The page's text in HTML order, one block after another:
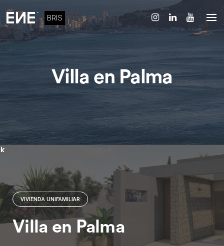
content
BRIS
Villa en Palma
VIVIENDA UNIFAMILIAR
Villa en Palma